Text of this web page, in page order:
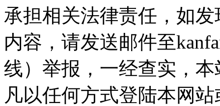
承担相关法律责任，如
内容，请发送邮件至
线）举报，一经查实，
凡以任何方式登陆本网